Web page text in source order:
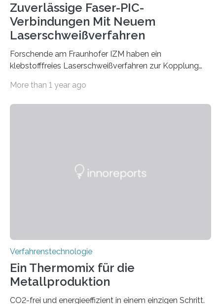
Zuverlässige Faser-PIC-
Verbindungen Mit Neuem
Laserschweißverfahren
Forschende am Fraunhofer IZM haben ein
klebstofffreies Laserschweißverfahren zur Kopplung
optischen Glasfasern realisiert, welches auch in
Tieftemperaturumgebung ist unerlässlich zur
More than 1 year ago
Verfahrenstechnologie
Ein Thermomix für die
Metallproduktion
CO2-frei und energieeffizient in einem einzigen Schritt.